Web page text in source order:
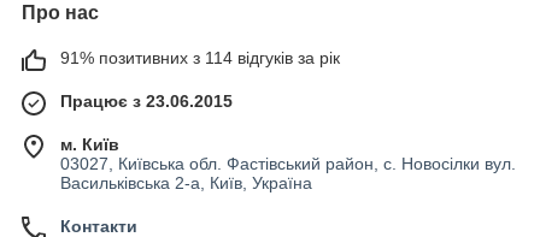
Про нас
91% позитивних з 114 відгуків за рік
Працює з 23.06.2015
м. Київ
03027, Київська обл. Фастівський район, с. Новосілки вул.
Васильківська 2-а, Київ, Україна
Контакти